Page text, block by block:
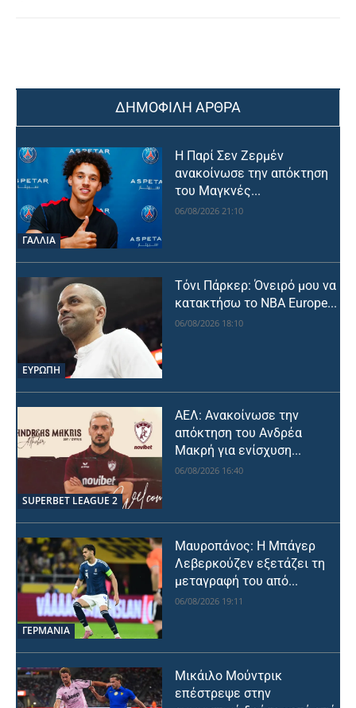
ΔΗΜΟΦΙΛΗ ΑΡΘΡΑ
ΓΑΛΛΙΑ
Η Παρί Σεν Ζερμέν
ανακοίνωσε την απόκτηση
του Μαγκνές...
06/08/2026 21:10
ΕΥΡΩΠΗ
Τόνι Πάρκερ: Όνειρό μου να
κατακτήσω το NBA Europe...
06/08/2026 18:10
SUPERBET LEAGUE 2
ΑΕΛ: Ανακοίνωσε την
απόκτηση του Ανδρέα
Μακρή για ενίσχυση...
06/08/2026 16:40
ΓΕΡΜΑΝΙΑ
Μαυροπάνος: Η Μπάγερ
Λεβερκούζεν εξετάζει τη
μεταγραφή του από...
06/08/2026 19:11
Μικάιλο Μούντρικ
επέστρεψε στην